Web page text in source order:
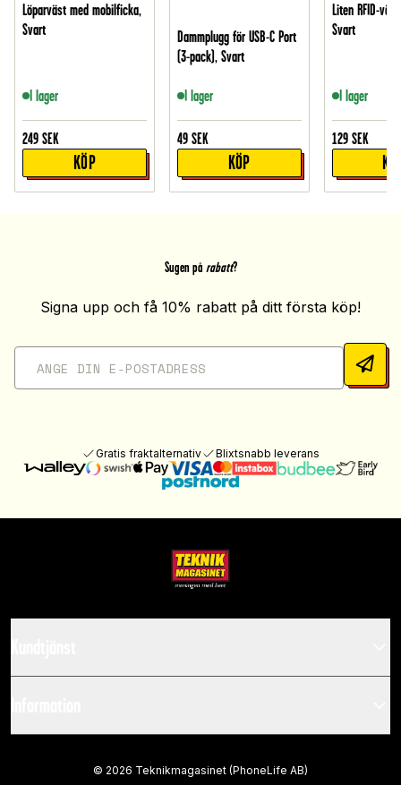
Löparväst med mobilficka,
Svart
I lager
249 SEK
KÖP
Dammplugg för USB-C Port
(3-pack), Svart
I lager
49 SEK
KÖP
Liten RFID-
Svart
I lager
129 SEK
Sugen på rabatt?
Signa upp och få 10% rabatt på ditt första köp!
Gratis fraktalternativ Blixtsnabb leverans
© 2026 Teknikmagasinet (PhoneLife AB)